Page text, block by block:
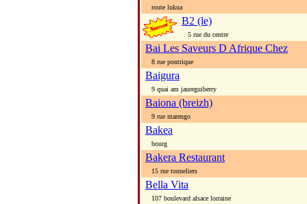
route lukua
B2 (le)
5 rue du centre
Bai Les Saveurs D Afrique Chez
8 rue pontrique
Baigura
9 quai am jaureguiberry
Baiona (breizh)
9 rue marengo
Bakea
bourg
Bakera Restaurant
15 rue tonneliers
Bella Vita
107 boulevard alsace lorraine